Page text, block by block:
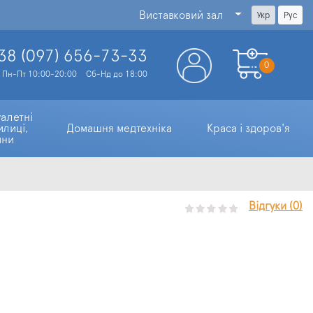
Виставковий зал Укр Рус
(097) 656-73-33
Пн-Пт 10:00-20:00 Сб-Нд до 18:00
0
Домашня медтехніка Краса і здоров'я
Відгуки (0)